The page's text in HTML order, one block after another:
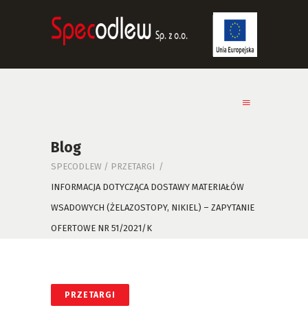
Blog
SPECODLEW / PRZETARGI /
INFORMACJA DOTYCZĄCA DOSTAWY MATERIAŁÓW
WSADOWYCH (ŻELAZOSTOPY, NIKIEL) – ZAPYTANIE
OFERTOWE NR 51/2021/K
PRZETARGI